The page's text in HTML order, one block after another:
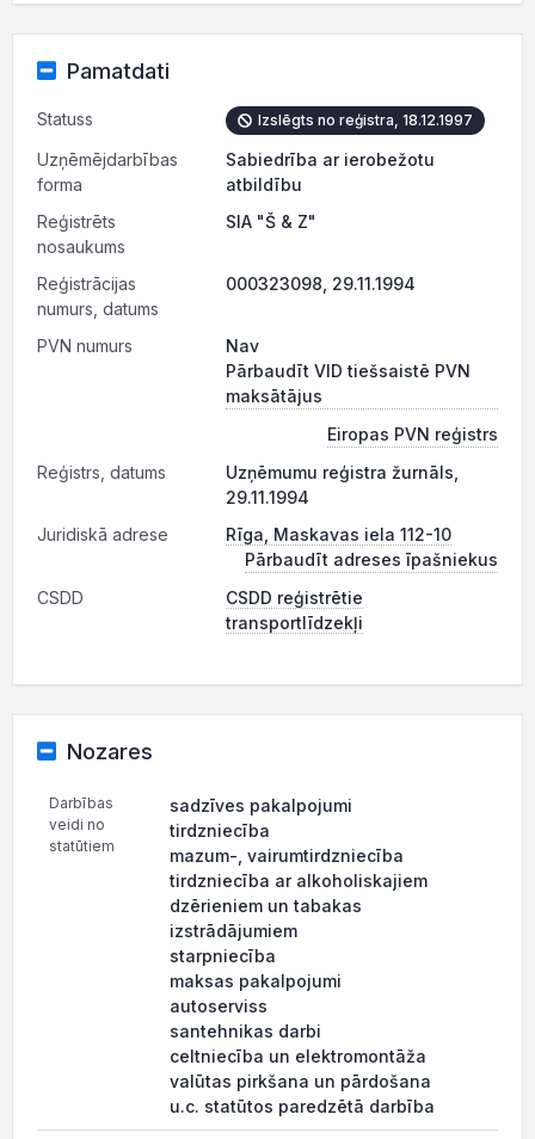
Pamatdati
Statuss Izslēgts no reģistra, 18.12.1997
Uzņēmējdarbības
forma
Sabiedrība ar ierobežotu
atbildību
Reģistrēts
nosaukums
SIA "Š & Z"
Reģistrācijas
numurs, datums
000323098, 29.11.1994
PVN numurs
Nav
Pārbaudīt VID tiešsaistē PVN
maksātājus
Eiropas PVN reģistrs
Reģistrs, datums
Uzņēmumu reģistra žurnāls,
29.11.1994
Juridiskā adrese
Rīga, Maskavas iela 112-10
Pārbaudīt adreses īpašniekus
CSDD
CSDD reģistrētie
transportlīdzekļi
Nozares
Darbības
veidi no
statūtiem
sadzīves pakalpojumi
tirdzniecība
mazum-, vairumtirdzniecība
tirdzniecība ar alkoholiskajiem
dzērieniem un tabakas
izstrādājumiem
starpniecība
maksas pakalpojumi
autoserviss
santehnikas darbi
celtniecība un elektromontāža
valūtas pirkšana un pārdošana
u.c. statūtos paredzētā darbība